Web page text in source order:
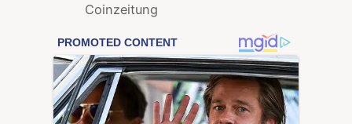
Coinzeitung